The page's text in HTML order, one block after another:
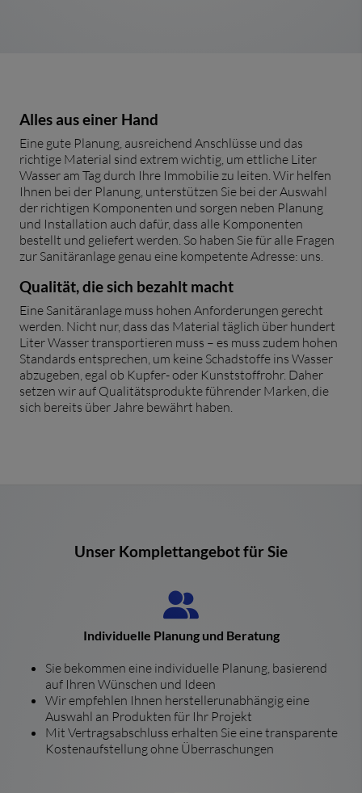
Alles aus einer Hand
Eine gute Planung, ausreichend Anschlüsse und das
richtige Material sind extrem wichtig, um ettliche Liter
Wasser am Tag durch Ihre Immobilie zu leiten. Wir helfen
Ihnen bei der Planung, unterstützen Sie bei der Auswahl
der richtigen Komponenten und sorgen neben Planung
und Installation auch dafür, dass alle Komponenten
bestellt und geliefert werden. So haben Sie für alle Fragen
zur Sanitäranlage genau eine kompetente Adresse: uns.
Qualität, die sich bezahlt macht
Eine Sanitäranlage muss hohen Anforderungen gerecht
werden. Nicht nur, dass das Material täglich über hundert
Liter Wasser transportieren muss – es muss zudem hohen
Standards entsprechen, um keine Schadstoffe ins Wasser
abzugeben, egal ob Kupfer- oder Kunststoffrohr. Daher
setzen wir auf Qualitätsprodukte führender Marken, die
sich bereits über Jahre bewährt haben.
Unser Komplettangebot für Sie
Individuelle Planung und Beratung
Sie bekommen eine individuelle Planung, basierend
auf Ihren Wünschen und Ideen
Wir empfehlen Ihnen herstellerunabhängig eine
Auswahl an Produkten für Ihr Projekt
Mit Vertragsabschluss erhalten Sie eine transparente
Kostenaufstellung ohne Überraschungen